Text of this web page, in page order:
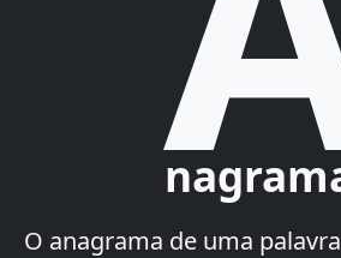
O anagrama de uma